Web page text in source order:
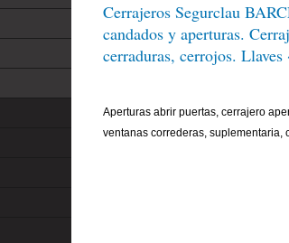
Cerrajeros Segurclau
candados y aperturas.
cerraduras, cerrojos.
Aperturas abrir puertas, cerrajero
ventanas correderas,